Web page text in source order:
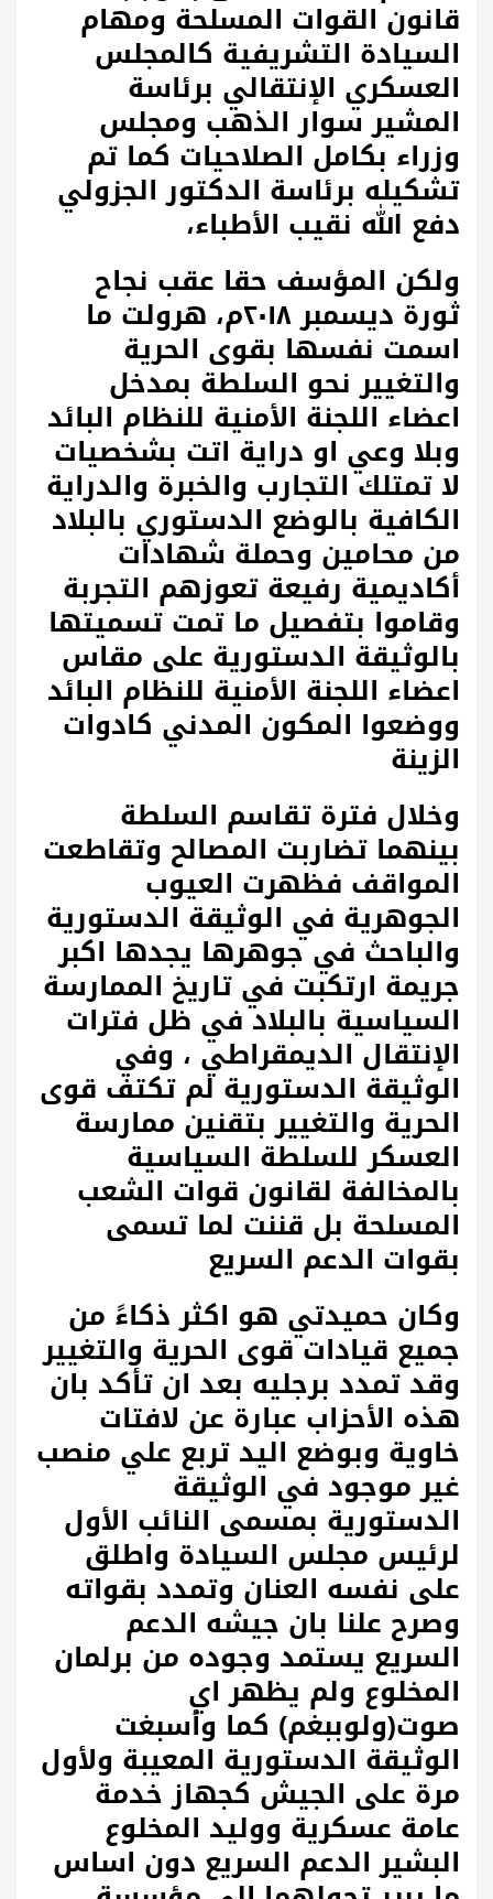
قانون القوات المسلحة ومهام
السيادة التشريفية كالمجلس
العسكري الإنتقالي برئاسة
المشير سوار الذهب ومجلس
وزراء بكامل الصلاحيات كما تم
تشكيله برئاسة الدكتور الجزولي
دفع الله نقيب الأطباء،
ولكن المؤسف حقا عقب نجاح
ثورة ديسمبر ٢٠١٨م، هرولت ما
اسمت نفسها بقوى الحرية
والتغيير نحو السلطة بمدخل
اعضاء اللجنة الأمنية للنظام البائد
وبلا وعي او دراية اتت بشخصيات
لا تمتلك التجارب والخبرة والدراية
الكافية بالوضع الدستوري بالبلاد
من محامين وحملة شهادات
أكاديمية رفيعة تعوزهم التجربة
وقاموا بتفصيل ما تمت تسميتها
بالوثيقة الدستورية على مقاس
اعضاء اللجنة الأمنية للنظام البائد
ووضعوا المكون المدني كادوات
الزينة
وخلال فترة تقاسم السلطة
بينهما تضاربت المصالح وتقاطعت
المواقف فظهرت العيوب
الجوهرية في الوثيقة الدستورية
والباحث في جوهرها يجدها اكبر
جريمة ارتكبت في تاريخ الممارسة
السياسية بالبلاد في ظل فترات
الإنتقال الديمقراطي ، وفي
الوثيقة الدستورية لم تكتف قوى
الحرية والتغيير بتقنين ممارسة
العسكر للسلطة السياسية
بالمخالفة لقانون قوات الشعب
المسلحة بل قننت لما تسمى
بقوات الدعم السريع
وكان حميدتي هو اكثر ذكاءً من
جميع قيادات قوى الحرية والتغيير
وقد تمدد برجليه بعد ان تأكد بان
هذه الأحزاب عبارة عن لافتات
خاوية وبوضع اليد تربع علي منصب
غير موجود في الوثيقة
الدستورية بمسمى النائب الأول
لرئيس مجلس السيادة واطلق
على نفسه العنان وتمدد بقواته
وصرح علنا بان جيشه الدعم
السريع يستمد وجوده من برلمان
المخلوع ولم يظهر اي
صوت(ولوببغم) كما وأسبغت
الوثيقة الدستورية المعيبة ولأول
مرة على الجيش كجهاز خدمة
عامة عسكرية ووليد المخلوع
البشير الدعم السريع دون اساس